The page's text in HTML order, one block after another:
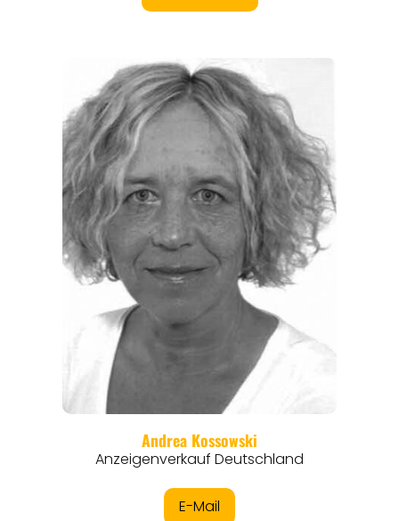
REGIONEN
ORTE
EVENTS
REISEFÜHRER
REISEMAGAZINE
ANGEBOTE